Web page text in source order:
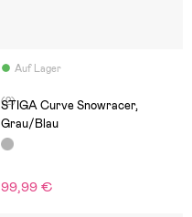
Auf Lager
(2)
STIGA Curve Snowracer,
Grau/Blau
99,99 €